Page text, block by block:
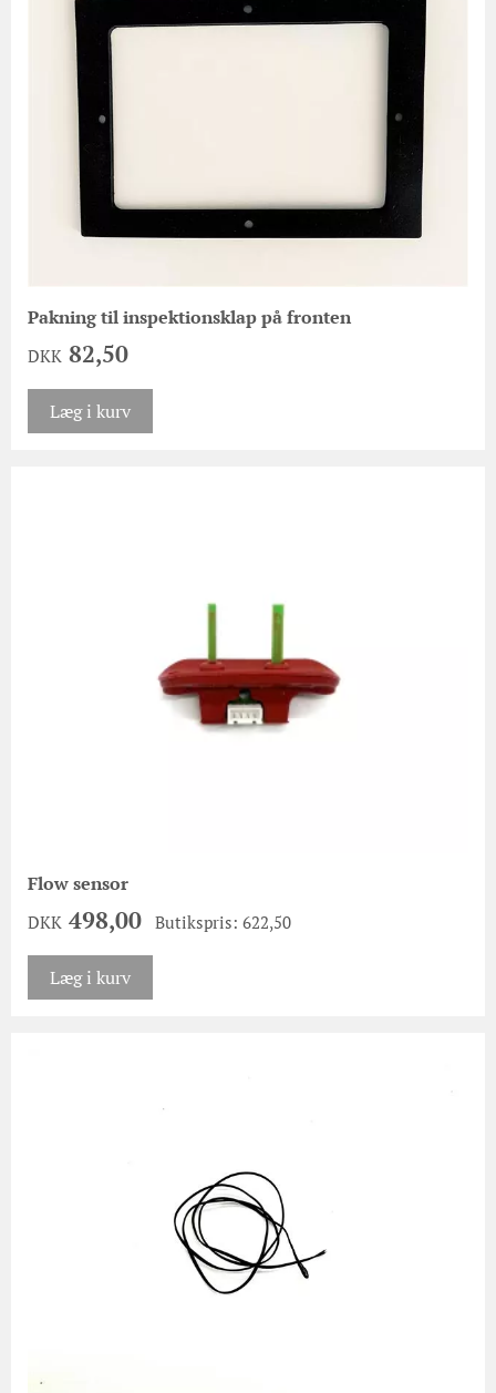
Pakning til inspektionsklap på fronten
DKK 82,50
Læg i kurv
Flow sensor
DKK 498,00 Butikspris: 622,50
Læg i kurv